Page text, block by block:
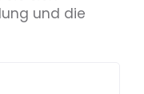
und die